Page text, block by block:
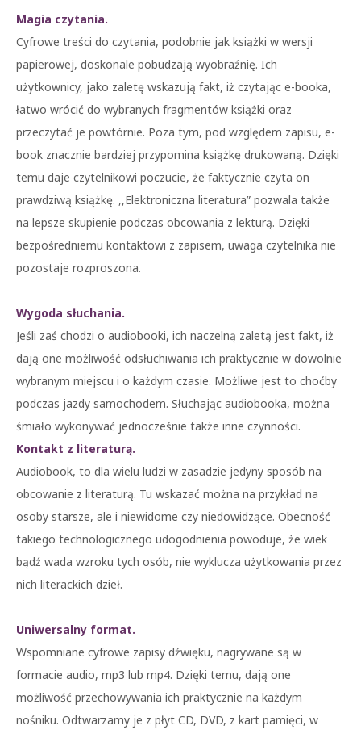
Magia czytania.
Cyfrowe treści do czytania, podobnie jak książki w wersji
papierowej, doskonale pobudzają wyobraźnię. Ich
użytkownicy, jako zaletę wskazują fakt, iż czytając e-booka,
łatwo wrócić do wybranych fragmentów książki oraz
przeczytać je powtórnie. Poza tym, pod względem zapisu, e-
book znacznie bardziej przypomina książkę drukowaną. Dzięki
temu daje czytelnikowi poczucie, że faktycznie czyta on
prawdziwą książkę. ,,Elektroniczna literatura” pozwala także
na lepsze skupienie podczas obcowania z lekturą. Dzięki
bezpośredniemu kontaktowi z zapisem, uwaga czytelnika nie
pozostaje rozproszona.
Wygoda słuchania.
Jeśli zaś chodzi o audiobooki, ich naczelną zaletą jest fakt, iż
dają one możliwość odsłuchiwania ich praktycznie w dowolnie
wybranym miejscu i o każdym czasie. Możliwe jest to choćby
podczas jazdy samochodem. Słuchając audiobooka, można
śmiało wykonywać jednocześnie także inne czynności.
Kontakt z literaturą.
Audiobook, to dla wielu ludzi w zasadzie jedyny sposób na
obcowanie z literaturą. Tu wskazać można na przykład na
osoby starsze, ale i niewidome czy niedowidzące. Obecność
takiego technologicznego udogodnienia powoduje, że wiek
bądź wada wzroku tych osób, nie wyklucza użytkowania przez
nich literackich dzieł.
Uniwersalny format.
Wspomniane cyfrowe zapisy dźwięku, nagrywane są w
formacie audio, mp3 lub mp4. Dzięki temu, dają one
możliwość przechowywania ich praktycznie na każdym
nośniku. Odtwarzamy je z płyt CD, DVD, z kart pamięci, w